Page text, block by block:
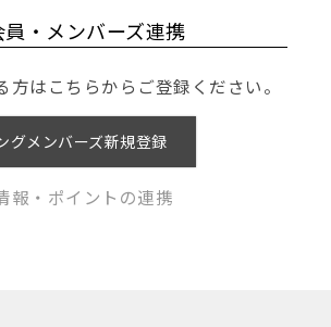
員・メンバーズ連携
はこちらからご登録ください。
グメンバーズ新規登録
報・ポイントの連携